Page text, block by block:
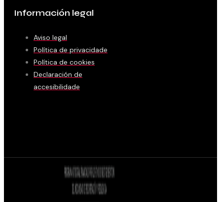
Información legal
Aviso legal
Política de privacidade
Política de cookies
Declaración de
accesibilidade